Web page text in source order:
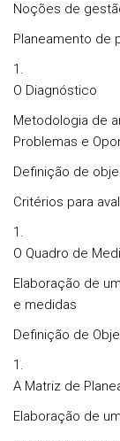
Noções de
Planeamento de
O Diagnóstico
Metodologia de
Problemas e
Definição de
Critérios para
O Quadro de
Elaboração de
e medidas
Definição de
A Matriz de
Elaboração de